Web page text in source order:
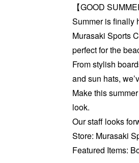
【GOOD
Summer is finally
Murasaki Sports
perfect for the
From stylish
and sun hats,
Make this
look.
Our staff looks
Store: Murasaki
Featured Items: